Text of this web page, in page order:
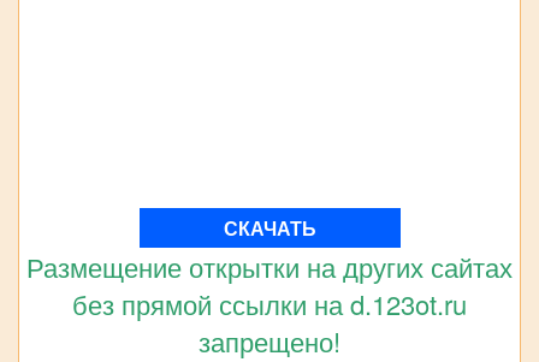
СКАЧАТЬ
Размещение открытки на других сайтах
без прямой ссылки на d.123ot.ru
запрещено!